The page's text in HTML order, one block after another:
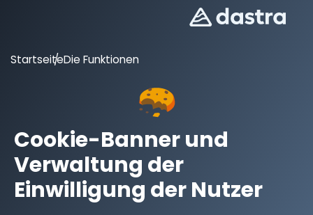
StartseiteDie Funktionen
Cookie-Banner und
Verwaltung der
Einwilligung der Nutzer